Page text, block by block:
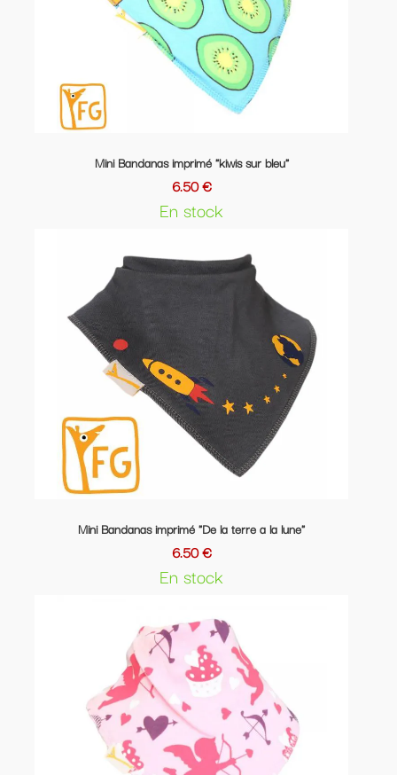
Mini Bandanas imprimé "kiwis sur bleu"
6.50 €
En stock
Mini Bandanas imprimé "De la terre a la lune"
6.50 €
En stock